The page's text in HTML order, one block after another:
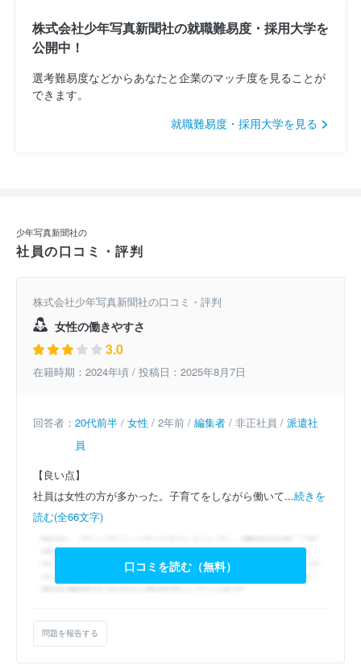
株式会社少年写真新聞社の就職難易度・採用大学を
公開中！
選考難易度などからあなたと企業のマッチ度を見ることが
できます。
就職難易度・採用大学を見る
少年写真新聞社の
社員の口コミ・評判
株式会社少年写真新聞社の口コミ・評判
女性の働きやすさ
3.0
在籍時期：2024年頃 / 投稿日：2025年8月7日
回答者： 20代前半 / 女性 / 2年前 / 編集者 / 非正社員 / 派遣社
員
【良い点】
社員は女性の方が多かった。子育てをしながら働いて...続きを
読む(全66文字)
口コミを読む（無料）
問題を報告する